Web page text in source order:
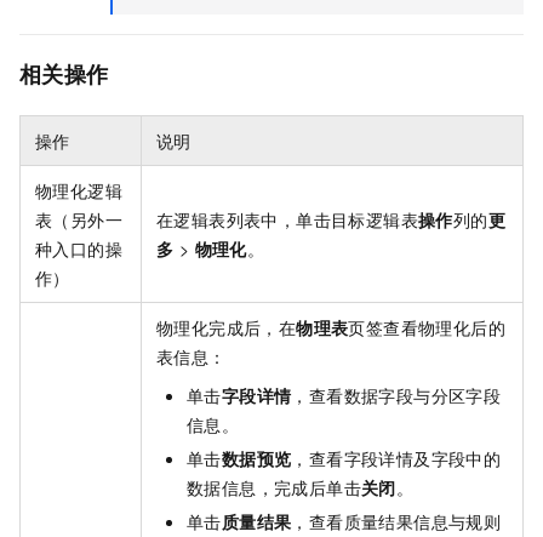
相关操作
操作 说明
物理化逻辑
表（另外一
种入口的操
作）
在逻辑表列表中，单击目标逻辑表操作列的更
多 > 物理化。
物理化完成后，在物理表页签查看物理化后的
表信息：
单击字段详情，查看数据字段与分区字段
信息。
单击数据预览 ，查看字段详情及字段中的
数据信息，完成后单击关闭。
单击质量结果 ，查看质量结果信息与规则